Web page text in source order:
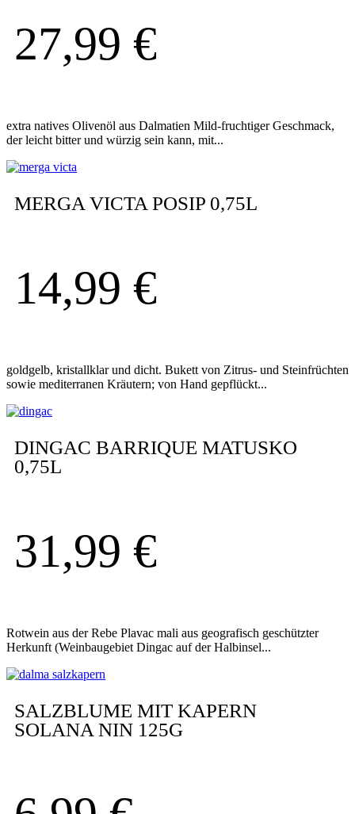
27,99 €
extra natives Olivenöl aus Dalmatien Mild-fruchtiger Geschmack,
der leicht bitter und würzig sein kann, mit...
MERGA VICTA POSIP 0,75L
14,99 €
goldgelb, kristallklar und dicht. Bukett von Zitrus- und Steinfrüchten
sowie mediterranen Kräutern; von Hand gepflückt...
DINGAC BARRIQUE MATUSKO
0,75L
31,99 €
Rotwein aus der Rebe Plavac mali aus geografisch geschützter
Herkunft (Weinbaugebiet Dingac auf der Halbinsel...
SALZBLUME MIT KAPERN
SOLANA NIN 125G